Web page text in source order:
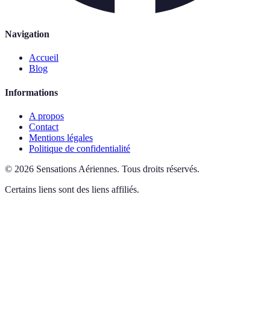
Navigation
Accueil
Blog
Informations
A propos
Contact
Mentions légales
Politique de confidentialité
© 2026 Sensations Aériennes. Tous droits réservés.
Certains liens sont des liens affiliés.